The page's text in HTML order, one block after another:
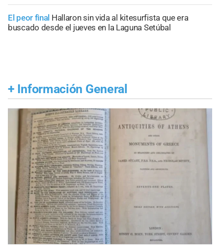
El peor final Hallaron sin vida al kitesurfista que era
buscado desde el jueves en la Laguna Setúbal
+ Información General